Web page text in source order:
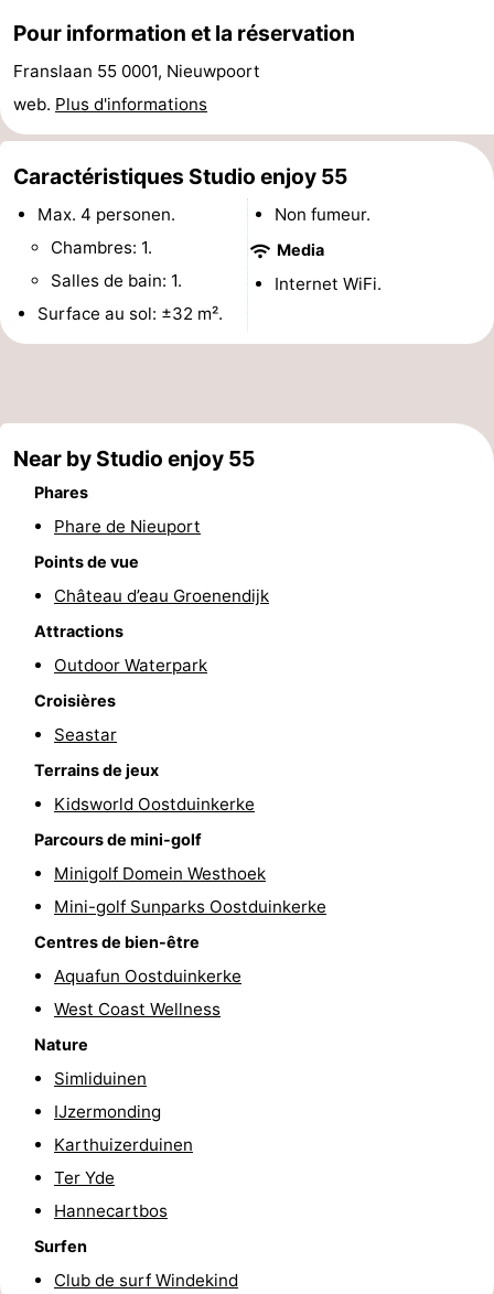
aan
Westende
Hôtels
minutes
Plages
Voir
faire
Lieux
d'intérêt
Musées
-
vue
Fermes
Terrains
Aires
jeux
intérieures
mini-
golf
bien-
être
Villages
villes
Nature
Sports
Piscines
Faire
vélo
Équitation
Surfen
Événements
Pour information et la réservation
Franslaan 55 0001, Nieuwpoort
web. Plus d'informations
Caractéristiques Studio enjoy 55
Max. 4 personen.
Chambres: 1.
Salles de bain: 1.
Surface au sol: ±32 m².
Non fumeur.
Media
Internet WiFi.
Near by Studio enjoy 55
Phares
Phare de Nieuport
Points de vue
Château d’eau Groenendijk
Attractions
Outdoor Waterpark
Croisières
Seastar
Terrains de jeux
Kidsworld Oostduinkerke
Parcours de mini-golf
Minigolf Domein Westhoek
Mini-golf Sunparks Oostduinkerke
Centres de bien-être
Aquafun Oostduinkerke
West Coast Wellness
Nature
Simliduinen
IJzermonding
Karthuizerduinen
Ter Yde
Hannecartbos
Surfen
Club de surf Windekind